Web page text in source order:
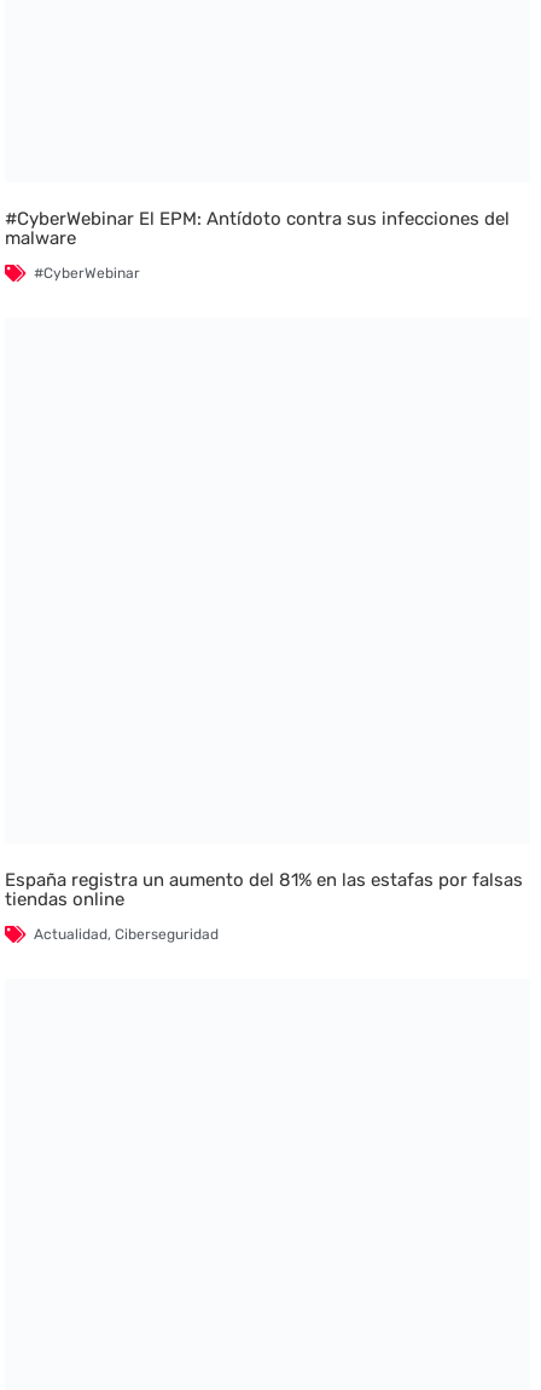
#CyberWebinar El EPM: Antídoto contra sus infecciones del
malware
#CyberWebinar
España registra un aumento del 81% en las estafas por falsas
tiendas online
Actualidad,Ciberseguridad